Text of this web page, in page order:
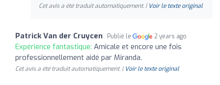
Cet avis a été traduit automatiquement. | Voir le texte original
Patrick Van der Cruycen Publié le 2 years ago
Expérience fantastique: Amicale et encore une fois
professionnellement aidé par Miranda.
Cet avis a été traduit automatiquement. | Voir le texte original